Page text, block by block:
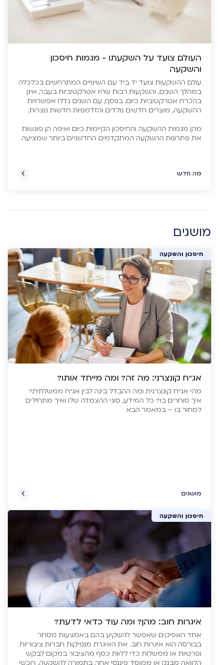
העולם צועד על השקעתו - מגמות חיסכון
והשקעה
עולם ההשקעות צועד יד ביד עם השינויים המתרחשים בכלכלה
במהלך השנים, והשקעות רבות שהיו אטרקטיביות בעבר, אינן
בהכרח אטרקטיביות כיום. בנוסף, עם השנים גדלו אפשרויות
מהן מגמות ההשקעה והחיסכון הקיימות כיום ואיפה הן פוגשות
את פתרונות ההשקעה המתקדמים החדשניים ביותר שמציעה
מה חדש
מושגים
חיסכון והשקעה
אג"ח קונצרני: מה זה? ומה מייחד אותו?
מהי אג"ח קונצרנית ומה ההבדל בינה לבין אג"ח ממשלתית?
איך סוחרים בו? כל המידע, סוגי ההצמדה שלו ואיך מתחילים
לסחור בו – במאמר הבא
מושגים
חיסכון והשקעה
איגרות חוב: מהן? ומה עוד כדאי לדעת?
אחד האפיקים שאפשר להשקיע בהם באמצעות מסחר
בבורסה הוא איגרות חוב. את האיגרת מנפיקות חברות ציבוריות
ופרטיות או ממשלות כדי ללוות כסף מהציבור במקום לבקש
הלוואה מבנק או ממוסד פיננסי אחר. בתמורה להשקעה, רוכשי